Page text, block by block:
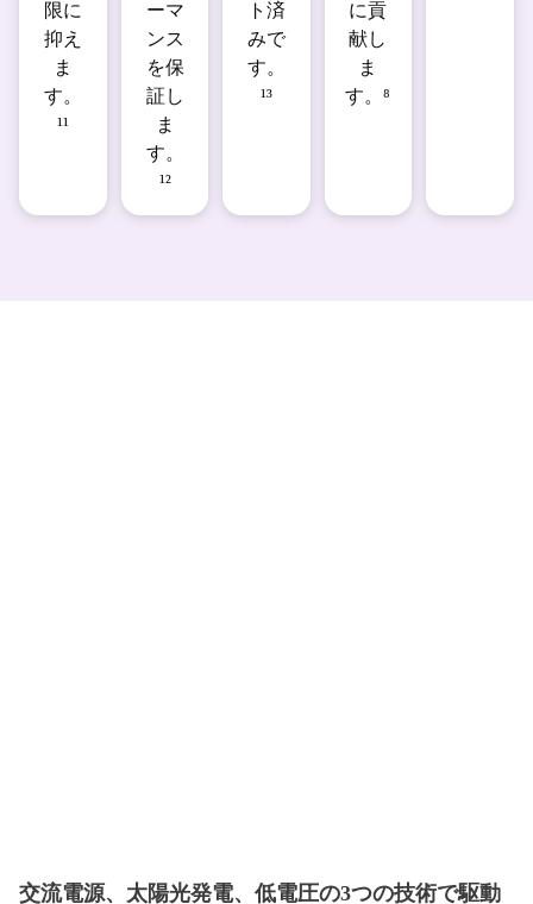
限に
抑え
ま
す。
¹¹
ーマ
ンス
を保
証し
ま
す。
¹²
ト済
みで
す。
¹³
に貢
献し
ま
す。⁸
交流電源、太陽光発電、低電圧の3つの技術で駆動